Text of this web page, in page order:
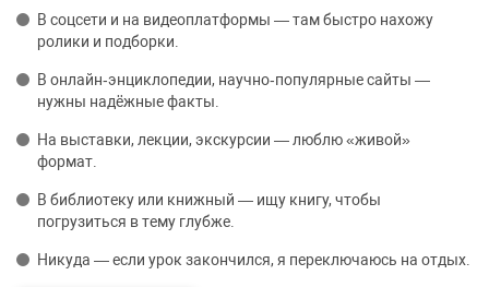
В соцсети и на видеоплатформы — там быстро нахожу
ролики и подборки.
В онлайн‑энциклопедии, научно‑популярные сайты —
нужны надёжные факты.
На выставки, лекции, экскурсии — люблю «живой»
формат.
В библиотеку или книжный — ищу книгу, чтобы
погрузиться в тему глубже.
Никуда — если урок закончился, я переключаюсь на отдых.